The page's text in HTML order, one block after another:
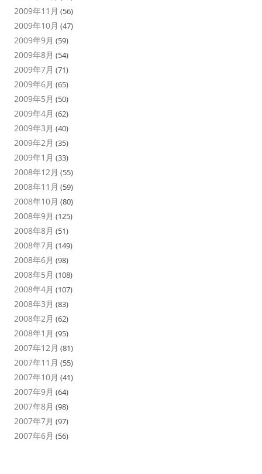
2009年11月 (56)
2009年10月 (47)
2009年9月 (59)
2009年8月 (54)
2009年7月 (71)
2009年6月 (65)
2009年5月 (50)
2009年4月 (62)
2009年3月 (40)
2009年2月 (35)
2009年1月 (33)
2008年12月 (55)
2008年11月 (59)
2008年10月 (80)
2008年9月 (125)
2008年8月 (51)
2008年7月 (149)
2008年6月 (98)
2008年5月 (108)
2008年4月 (107)
2008年3月 (83)
2008年2月 (62)
2008年1月 (95)
2007年12月 (81)
2007年11月 (55)
2007年10月 (41)
2007年9月 (64)
2007年8月 (98)
2007年7月 (97)
2007年6月 (56)